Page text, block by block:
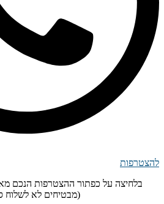
להצטרפות
בלחיצה על כפתור ההצטרפות הנכם
(מבטיחים לא לשלוח